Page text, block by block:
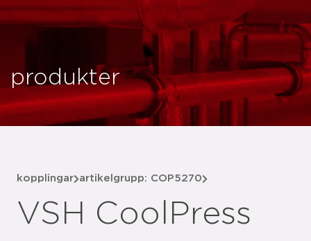
produkter
kopplingar artikelgrupp: COP5270
VSH CoolPress